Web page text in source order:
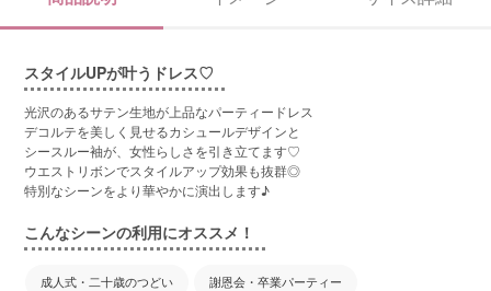
スタイルUPが叶うドレス♡
光沢のあるサテン生地が上品なパーティードレス
デコルテを美しく見せるカシュールデザインと
シースルー袖が、女性らしさを引き立てます♡
ウエストリボンでスタイルアップ効果も抜群◎
特別なシーンをより華やかに演出します♪
こんなシーンの利用にオススメ！
成人式・二十歳のつどい 謝恩会・卒業パーティー